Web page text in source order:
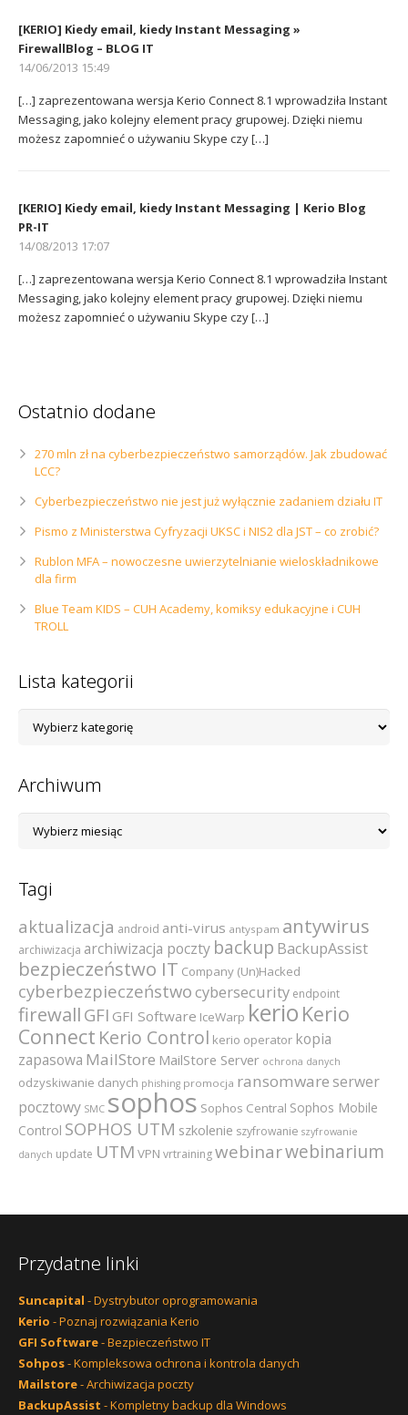
[KERIO] Kiedy email, kiedy Instant Messaging »
FirewallBlog – BLOG IT
14/06/2013 15:49
[…] zaprezentowana wersja Kerio Connect 8.1 wprowadziła Instant
Messaging, jako kolejny element pracy grupowej. Dzięki niemu
możesz zapomnieć o używaniu Skype czy […]
[KERIO] Kiedy email, kiedy Instant Messaging | Kerio Blog
PR-IT
14/08/2013 17:07
[…] zaprezentowana wersja Kerio Connect 8.1 wprowadziła Instant
Messaging, jako kolejny element pracy grupowej. Dzięki niemu
możesz zapomnieć o używaniu Skype czy […]
Ostatnio dodane
270 mln zł na cyberbezpieczeństwo samorządów. Jak zbudować
LCC?
Cyberbezpieczeństwo nie jest już wyłącznie zadaniem działu IT
Pismo z Ministerstwa Cyfryzacji UKSC i NIS2 dla JST – co zrobić?
Rublon MFA – nowoczesne uwierzytelnianie wieloskładnikowe
dla firm
Blue Team KIDS – CUH Academy, komiksy edukacyjne i CUH
TROLL
Lista kategorii
kategorii
Archiwum
Tagi
aktualizacja android anti-virus antyspam antywirus
archiwizacja archiwizacja poczty backup BackupAssist
bezpieczeństwo IT Company (Un)Hacked
cyberbezpieczeństwocybersecurity endpoint
firewall GFI GFI Software IceWarp kerio Kerio
Connect Kerio Control kerio operator kopia
zapasowa MailStore MailStore Server ochrona danych
odzyskiwanie danych phishing promocja ransomware serwer
pocztowy SMC sophos Sophos Central Sophos Mobile
Control SOPHOS UTM szkolenie szyfrowanie szyfrowanie
danych update UTM VPN vrtrainingwebinarwebinarium
Przydatne linki
Suncapital - Dystrybutor oprogramowania
Kerio - Poznaj rozwiązania Kerio
GFI Software- Bezpieczeństwo IT
Sohpos- Kompleksowa ochrona i kontrola danych
Mailstore- Archiwizacja poczty
BackupAssist - Kompletny backup dla Windows